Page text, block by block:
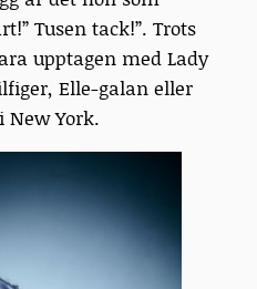
Tusen tack!”. Trots
upptagen med Lady
Elle-galan eller
York.